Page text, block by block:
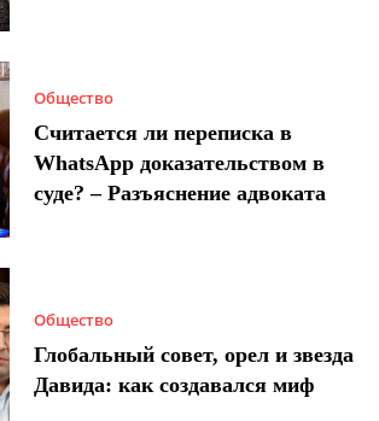
Общество
Считается ли переписка в
WhatsApp доказательством в
суде? – Разъяснение адвоката
Общество
Глобальный совет, орел и звезда
Давида: как создавался миф